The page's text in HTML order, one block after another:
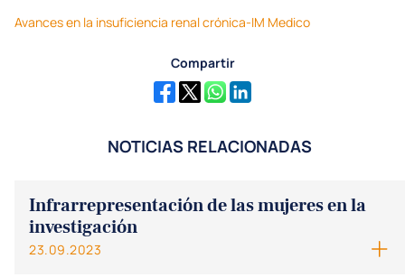
Avances en la insuficiencia renal crónica-IM Medico
Compartir
NOTICIAS RELACIONADAS
Infrarrepresentación de las mujeres en la
investigación
23.09.2023